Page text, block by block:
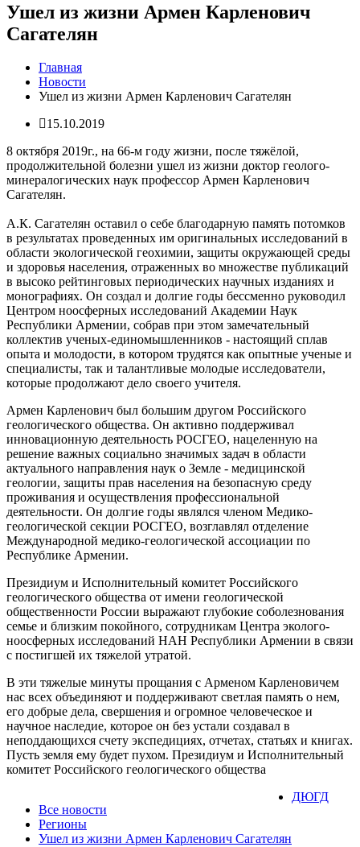
Ушел из жизни Армен Карленович
Сагателян
Главная
Новости
Ушел из жизни Армен Карленович Сагателян
15.10.2019
8 октября 2019г., на 66-м году жизни, после тяжёлой,
продолжительной болезни ушел из жизни доктор геолого-
минералогических наук профессор Армен Карленович
Сагателян.
А.К. Сагателян оставил о себе благодарную память потомков
в результатах проведенных им оригинальных исследований в
области экологической геохимии, защиты окружающей среды
и здоровья населения, отраженных во множестве публикаций
в высоко рейтинговых периодических научных изданиях и
монографиях. Он создал и долгие годы бессменно руководил
Центром ноосферных исследований Академии Наук
Республики Армении, собрав при этом замечательный
коллектив ученых-единомышленников - настоящий сплав
опыта и молодости, в котором трудятся как опытные ученые и
специалисты, так и талантливые молодые исследователи,
которые продолжают дело своего учителя.
Армен Карленович был большим другом Российского
геологического общества. Он активно поддерживал
инновационную деятельность РОСГЕО, нацеленную на
решение важных социально значимых задач в области
актуального направления наук о Земле - медицинской
геологии, защиты прав населения на безопасную среду
проживания и осуществления профессиональной
деятельности. Он долгие годы являлся членом Медико-
геологической секции РОСГЕО, возглавлял отделение
Международной медико-геологической ассоциации по
Республике Армении.
Президиум и Исполнительный комитет Российского
геологического общества от имени геологической
общественности России выражают глубокие соболезнования
семье и близким покойного, сотрудникам Центра эколого-
ноосферных исследований НАН Республики Армении в связи
с постигшей их тяжелой утратой.
В эти тяжелые минуты прощания с Арменом Карленовичем
нас всех объединяют и поддерживают светлая память о нем,
его добрые дела, свершения и огромное человеческое и
научное наследие, которое он без устали создавал в
неподдающихся счету экспедициях, отчетах, статьях и книгах.
Пусть земля ему будет пухом. Президиум и Исполнительный
комитет Российского геологического общества
Все новости
Регионы
Ушел из жизни Армен Карленович Сагателян
ДЮГД